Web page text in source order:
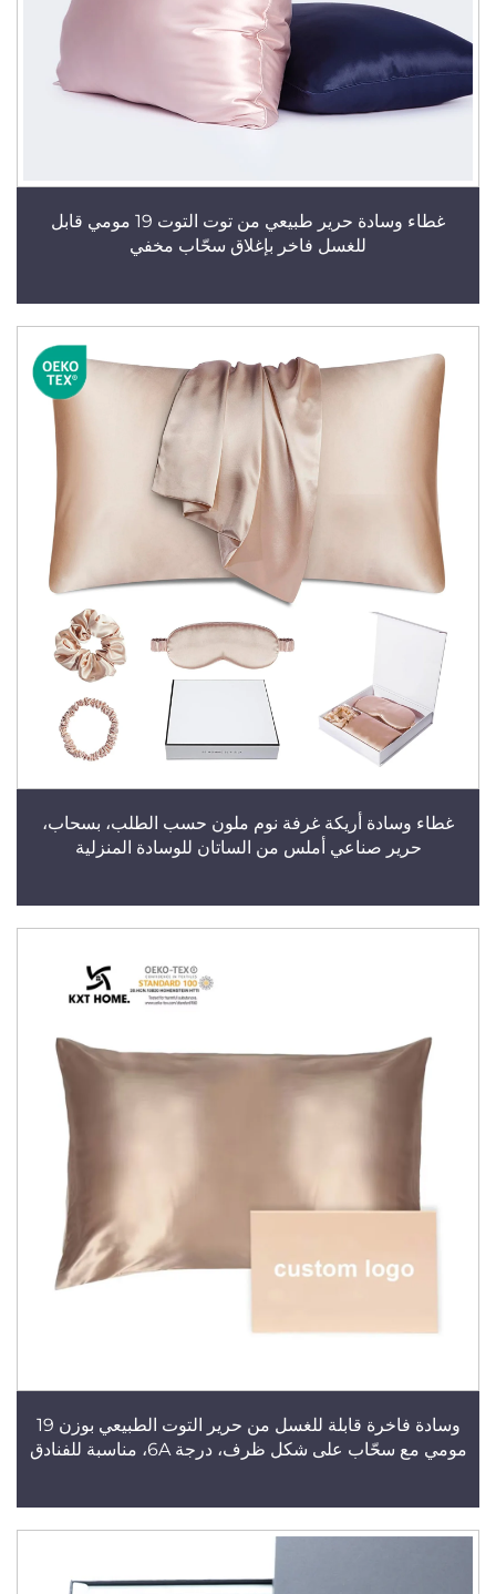
غطاء وسادة حرير طبيعي من توت التوت 19 مومي قابل
للغسل فاخر بإغلاق سحّاب مخفي
غطاء وسادة أريكة غرفة نوم ملون حسب الطلب، بسحاب،
حرير صناعي أملس من الساتان للوسادة المنزلية
وسادة فاخرة قابلة للغسل من حرير التوت الطبيعي بوزن 19
مومي مع سحّاب على شكل ظرف، درجة 6A، مناسبة للفنادق